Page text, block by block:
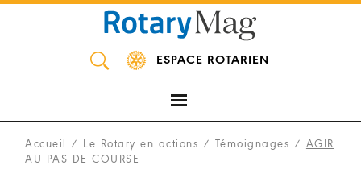
ESPACE ROTARIEN
Accueil / Le Rotary en actions / Témoignages / AGIR
AU PAS DE COURSE
Panneau de gestion des cookies